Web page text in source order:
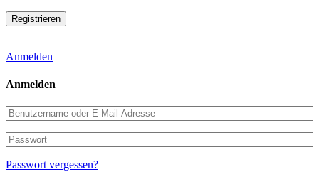
Anmelden
Anmelden
Benutzername
oder
E-
Mail-
Adresse
Passwort
Passwort vergessen?